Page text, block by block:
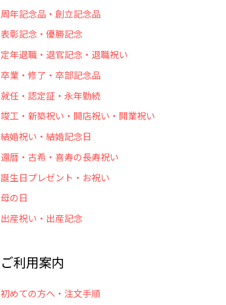
周年記念品・創立記念品
表彰記念・優勝記念
定年退職・退官記念・退職祝い
卒業・修了・卒部記念品
就任・認定証・永年勤続
竣工・新築祝い・開店祝い・開業祝い
結婚祝い・結婚記念日
還暦・古希・喜寿の長寿祝い
誕生日プレゼント・お祝い
母の日
出産祝い・出産記念
ご利用案内
初めての方へ・注文手順